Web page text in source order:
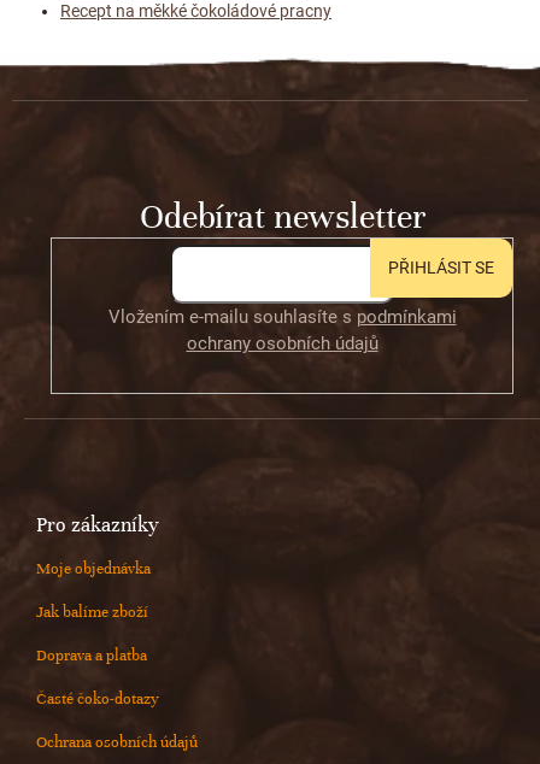
Recept na měkké čokoládové pracny
Z
Odebírat newsletter
Vložením e-mailu souhlasíte s podmínkami
ochrany osobních údajů
PŘIHLÁSIT SE
Pro zákazníky
Moje objednávka
Jak balíme zboží
Doprava a platba
Časté čoko-dotazy
Ochrana osobních údajů